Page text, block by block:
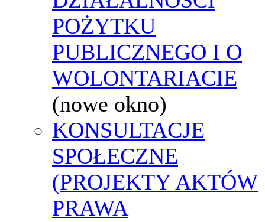
POŻYTKU
PUBLICZNEGO I O
WOLONTARIACIE
(nowe okno)
KONSULTACJE
SPOŁECZNE
(PROJEKTY AKTÓW
PRAWA